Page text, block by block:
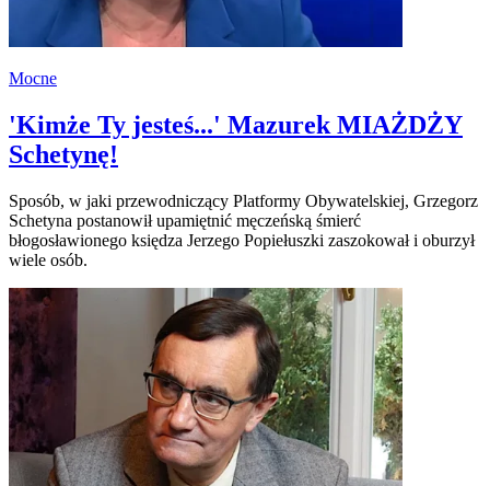
Mocne
'Kimże Ty jesteś...' Mazurek MIAŻDŻY
Schetynę!
Sposób, w jaki przewodniczący Platformy Obywatelskiej, Grzegorz
Schetyna postanowił upamiętnić męczeńską śmierć
błogosławionego księdza Jerzego Popiełuszki zaszokował i oburzył
wiele osób.